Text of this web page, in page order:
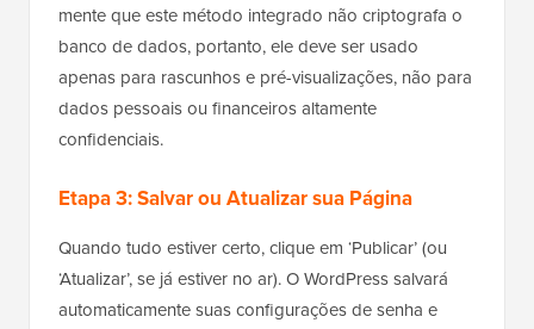
mente que este método integrado não criptografa o
banco de dados, portanto, ele deve ser usado
apenas para rascunhos e pré-visualizações, não para
dados pessoais ou financeiros altamente
confidenciais.
Etapa 3: Salvar ou Atualizar sua Página
Quando tudo estiver certo, clique em ‘Publicar’ (ou
‘Atualizar’, se já estiver no ar). O WordPress salvará
automaticamente suas configurações de senha e